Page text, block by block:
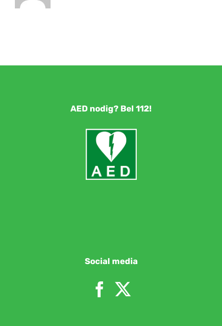
AED nodig? Bel 112!
Social media